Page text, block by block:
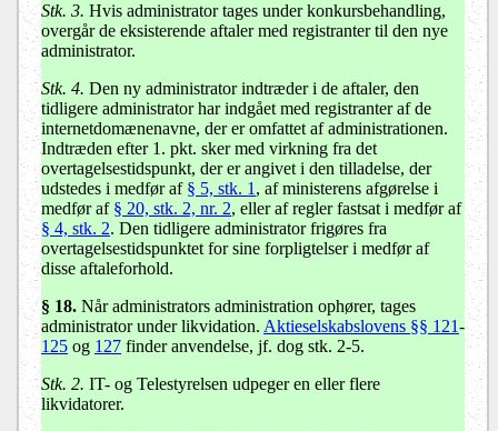
Stk. 3. Hvis administrator tages under konkursbehandling,
overgår de eksisterende aftaler med registranter til den nye
administrator.
Stk. 4. Den ny administrator indtræder i de aftaler, den
tidligere administrator har indgået med registranter af de
internetdomænenavne, der er omfattet af administrationen.
Indtræden efter 1. pkt. sker med virkning fra det
overtagelsestidspunkt, der er angivet i den tilladelse, der
udstedes i medfør af § 5, stk. 1 , af ministerens afgørelse i
medfør af § 20, stk. 2, nr. 2, eller af regler fastsat i medfør af
§ 4, stk. 2. Den tidligere administrator frigøres fra
overtagelsestidspunktet for sine forpligtelser i medfør af
disse aftaleforhold.
§ 18. Når administrators administration ophører, tages
administrator under likvidation. Aktieselskabslovens §§ 121-
125 og 127 finder anvendelse, jf. dog stk. 2-5.
Stk. 2. IT- og Telestyrelsen udpeger en eller flere
likvidatorer.